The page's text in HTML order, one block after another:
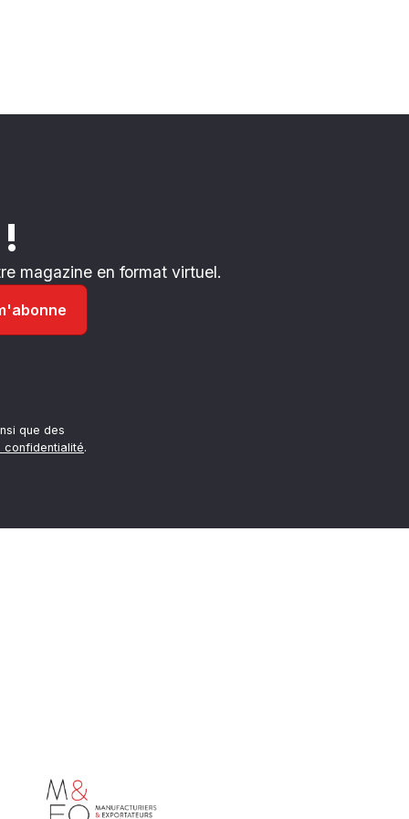
magazine en format virtuel.
que des
confidentialité.